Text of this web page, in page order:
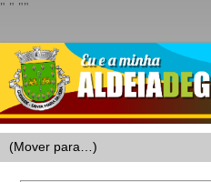
" " ""